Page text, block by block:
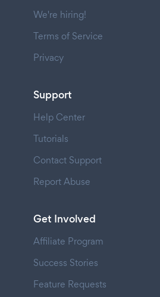
We're hiring!
Terms of Service
Privacy
Support
Help Center
Tutorials
Contact Support
Report Abuse
Get Involved
Affiliate Program
Success Stories
Feature Requests